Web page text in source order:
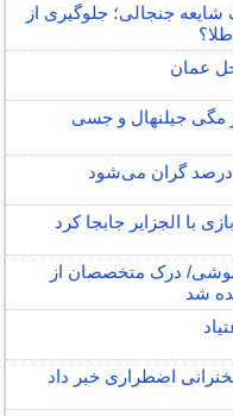
شایعه جنجالی؛ جلوگیری از
عمان
ویواری ۲۰۲۶ از مگی جیلنهال و جسی
با الجزایر جابجا کرد
درک متخصصان از
شد
اضطراری خبر داد